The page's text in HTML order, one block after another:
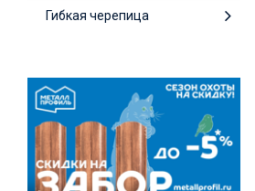
Гибкая черепица